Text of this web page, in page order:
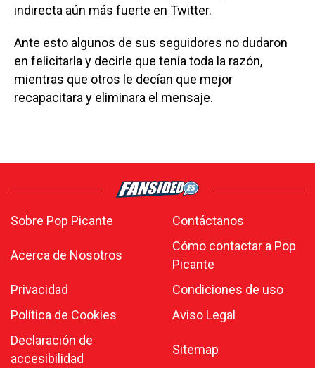
indirecta aún más fuerte en Twitter.
Ante esto algunos de sus seguidores no dudaron
en felicitarla y decirle que tenía toda la razón,
mientras que otros le decían que mejor
recapacitara y eliminara el mensaje.
Sobre Pop Picante Contáctanos
Acerca de Nosotros
Cómo contactar a Pop
Picante
Privacidad
Condiciones de uso
Política de Cookies
Aviso Legal
Declaración de
accesibilidad
Sitemap